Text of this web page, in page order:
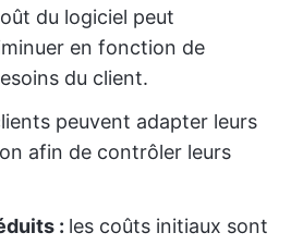
du logiciel peut
en fonction de
du client.
peuvent adapter leurs
afin de contrôler leurs
: les coûts initiaux sont